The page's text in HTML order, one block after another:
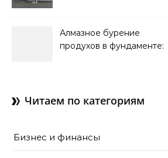
Алмазное бурение
продухов в фундаменте:
Читаем по категориям
Бизнес и финансы